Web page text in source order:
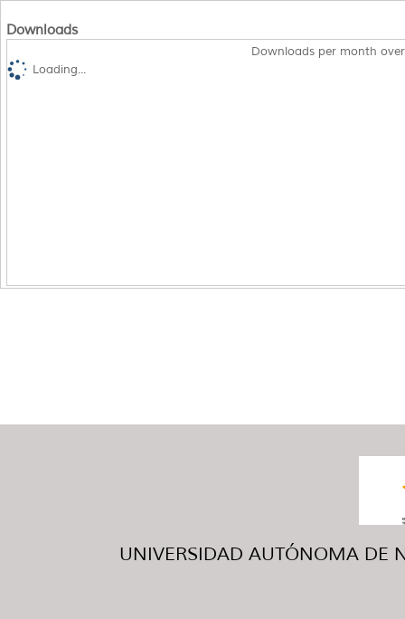
Downloads
Downloads per month
Loading...
UNIVERSIDAD AUTÓNOMA DE